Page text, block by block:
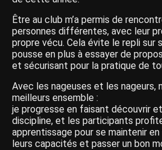
Être au club m’a permis de
personnes différentes, avec leur
propre vécu. Cela évite le repli sur
pousse en plus à essayer de
et sécurisant pour la pratique de
Avec les nageuses et les nageurs,
meilleurs ensemble :
je progresse en faisant découvrir
discipline, et les participants
apprentissage pour se maintenir
leurs capacités et passer un bon